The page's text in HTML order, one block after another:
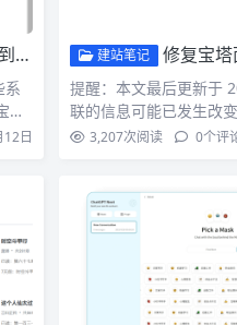
法
系
塔
日
建站笔记 修复宝塔面
提醒：本文最后更新于
联的信息可能已发生改
3,207次阅读 0个评